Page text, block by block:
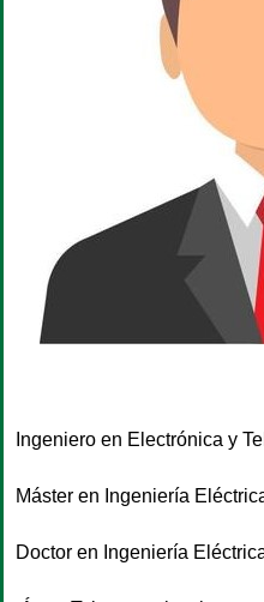
Ingeniero en Electrónica y
Máster en Ingeniería
Doctor en Ingeniería